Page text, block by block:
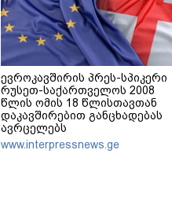
ევროკავშირის პრეს-სპიკერი
რუსეთ-საქართველოს 2008
წლის ომის 18 წლისთავთან
დაკავშირებით განცხადებას
ავრცელებს
www.interpressnews.ge